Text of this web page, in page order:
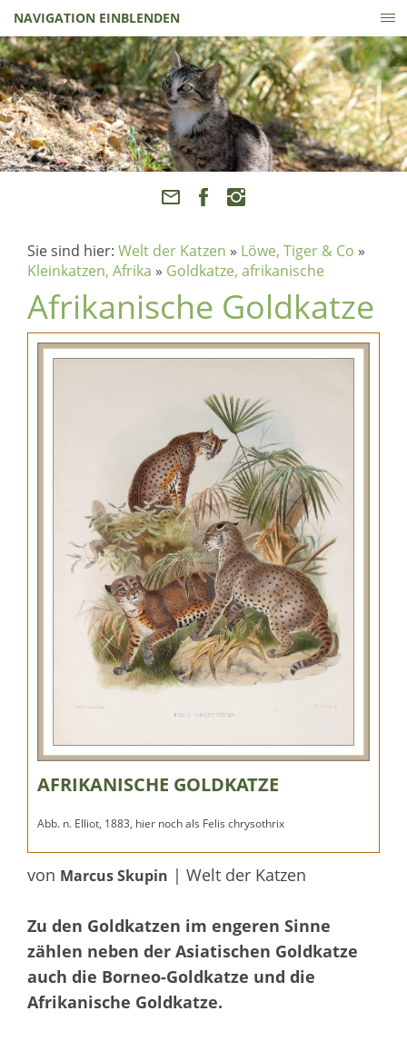
NAVIGATION EINBLENDEN
Sie sind hier: Welt der Katzen » Löwe, Tiger & Co »
Kleinkatzen, Afrika » Goldkatze, afrikanische
Afrikanische Goldkatze
AFRIKANISCHE GOLDKATZE
Abb. n. Elliot, 1883, hier noch als Felis chrysothrix
von Marcus Skupin | Welt der Katzen
Zu den Goldkatzen im engeren Sinne
zählen neben der Asiatischen Goldkatze
auch die Borneo-Goldkatze und die
Afrikanische Goldkatze.